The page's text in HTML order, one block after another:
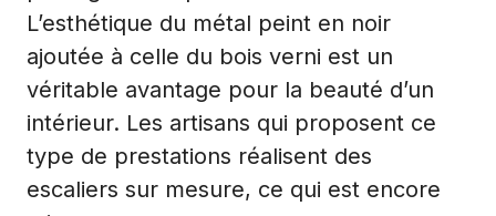
L’esthétique du métal peint en noir
ajoutée à celle du bois verni est un
véritable avantage pour la beauté d’un
intérieur. Les artisans qui proposent ce
type de prestations réalisent des
escaliers sur mesure, ce qui est encore